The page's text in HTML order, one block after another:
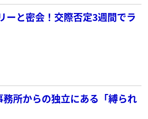
ーと密会！交際否定3週間でラ
務所からの独立にある「縛られ